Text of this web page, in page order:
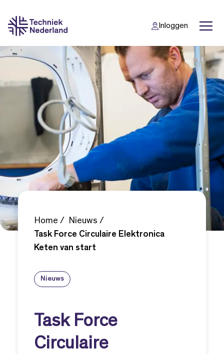
Inloggen
Back
Back
Home
Nieuws
Task Force Circulaire Elektronica
Keten van start
Nieuws
Task Force
Circulaire